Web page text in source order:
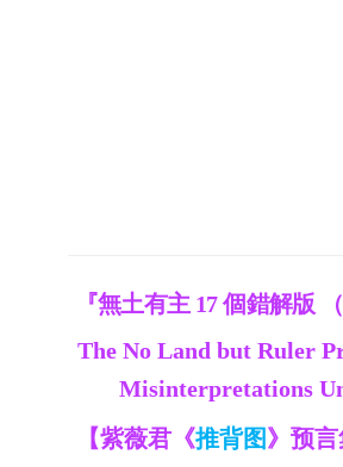
『無土有主 17 個錯解版
The No Land but Ruler
Misinterpretations
【紫薇君《推背图 》预言